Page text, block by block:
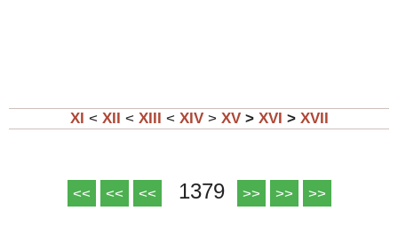
XI < XII < XIII < XIV > XV> XVI > XVII
<< << << 1379 >> >> >>